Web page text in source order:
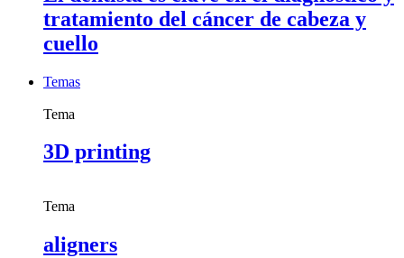
tratamiento del cáncer de cabeza y
cuello
Temas
Tema
3D printing
Tema
aligners